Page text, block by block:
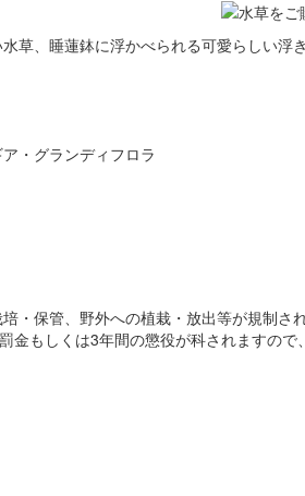
草、睡蓮鉢に浮かべられる可愛らしい
・グランディフロラ
・保管、野外への植栽・放出等が規制され
金もしくは3年間の懲役が科されますので